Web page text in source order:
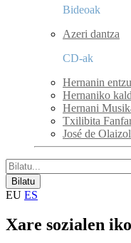
Bideoak
Azeri dantza
CD-ak
Hernanin
Hernaniko
Hernani
Txilibita
José de
EU ES
Xare sozialen